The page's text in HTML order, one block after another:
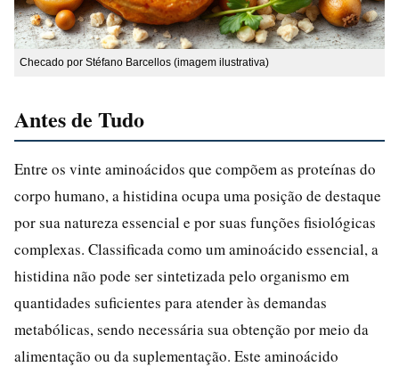
Checado por Stéfano Barcellos (imagem ilustrativa)
Antes de Tudo
Entre os vinte aminoácidos que compõem as proteínas do
corpo humano, a histidina ocupa uma posição de destaque
por sua natureza essencial e por suas funções fisiológicas
complexas. Classificada como um aminoácido essencial, a
histidina não pode ser sintetizada pelo organismo em
quantidades suficientes para atender às demandas
metabólicas, sendo necessária sua obtenção por meio da
alimentação ou da suplementação. Este aminoácido